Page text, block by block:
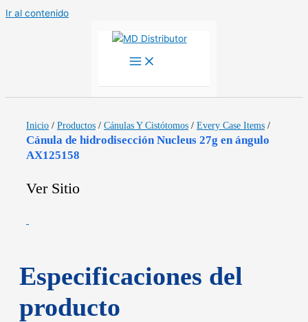
Ir al contenido
Inicio / Productos / Cánulas Y Cistótomos / Every Case Items /
Cánula de hidrodisección Nucleus 27g en ángulo
AX125158
Ver Sitio
Especificaciones del
producto